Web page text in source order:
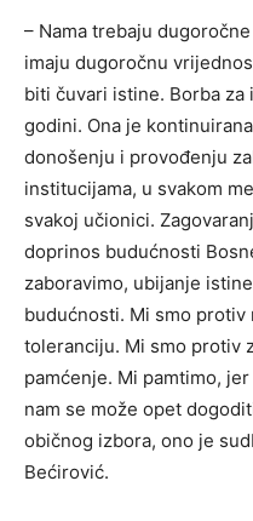
– Nama trebaju
imaju dugoročnu
biti čuvari istine. Borba
godini. Ona je
donošenju i provođenju
institucijama, u svakom
svakoj učionici.
doprinos budućnosti
zaboravimo, ubijanje
budućnosti. Mi smo protiv
toleranciju. Mi smo protiv
pamćenje. Mi pamtimo,
nam se može opet
običnog izbora, ono je
Bećirović.